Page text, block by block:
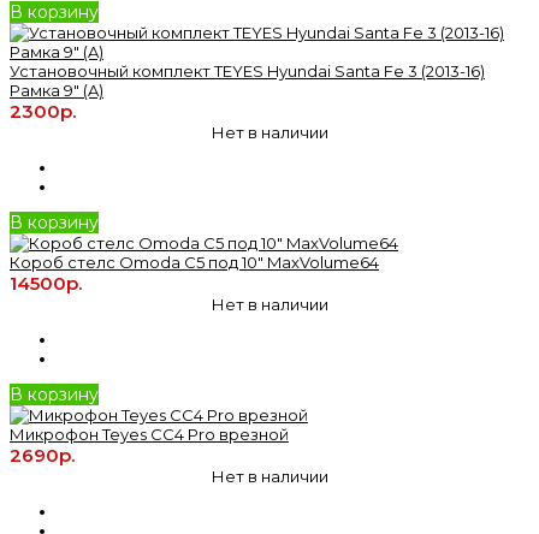
В корзину
Установочный комплект TEYES Hyundai Santa Fe 3 (2013-16)
Рамка 9" (A)
2300р.
Нет в наличии
В корзину
Короб стелс Omoda C5 под 10" MaxVolume64
14500р.
Нет в наличии
В корзину
Микрофон Teyes CC4 Pro врезной
2690р.
Нет в наличии